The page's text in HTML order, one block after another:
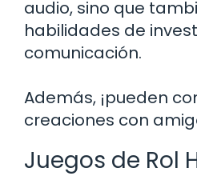
audio, sino que
habilidades de
comunicación.
Además, ¡pueden
creaciones con
Juegos de Rol